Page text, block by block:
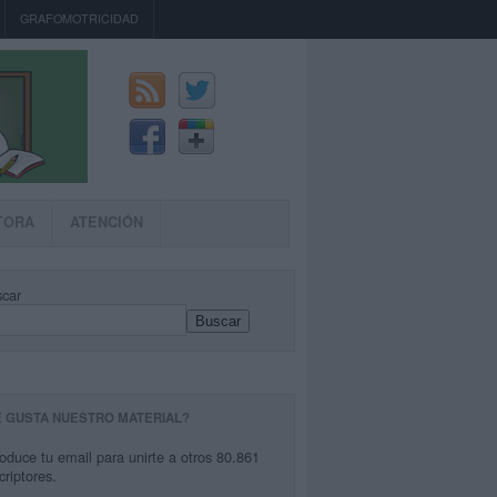
GRAFOMOTRICIDAD
ATENCIÓN
Buscar
GUSTA NUESTRO MATERIAL?
tu email para unirte a otros 80.861